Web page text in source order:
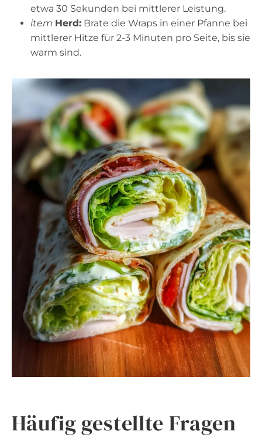
etwa 30 Sekunden bei mittlerer Leistung.
item Herd: Brate die Wraps in einer Pfanne bei
mittlerer Hitze für 2-3 Minuten pro Seite, bis sie
warm sind.
Häufig gestellte Fragen